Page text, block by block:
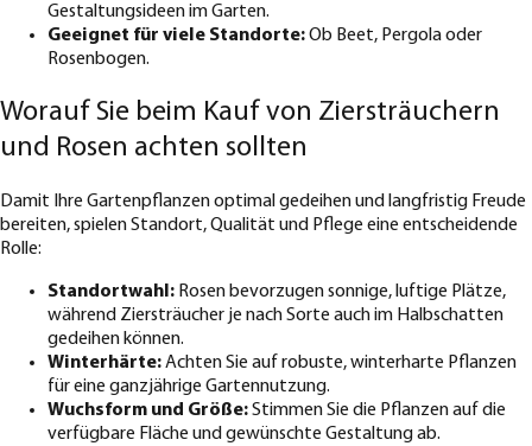
Gestaltungsideen im Garten.
Geeignet für viele Standorte:Ob Beet, Pergola oder
Rosenbogen.
Worauf Sie beim Kauf von Ziersträuchern
und Rosen achten sollten
Damit Ihre Gartenpflanzen optimal gedeihen und langfristig Freude
bereiten, spielen Standort, Qualität und Pflege eine entscheidende
Rolle:
Standortwahl: Rosen bevorzugen sonnige, luftige Plätze,
während Ziersträucher je nach Sorte auch im Halbschatten
gedeihen können.
Winterhärte:Achten Sie auf robuste, winterharte Pflanzen
für eine ganzjährige Gartennutzung.
Wuchsform und Größe:Stimmen Sie die Pflanzen auf die
verfügbare Fläche und gewünschte Gestaltung ab.